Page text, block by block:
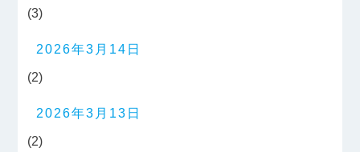
(3)
2026年3月14日
(2)
2026年3月13日
(2)